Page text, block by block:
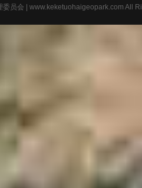
委员会 | www.keketuohaigeopark.com All